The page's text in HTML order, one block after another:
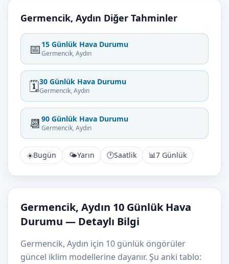
Germencik, Aydın Diğer Tahminler
📅 15 Günlük Hava Durumu
Germencik, Aydın
🗓️30 Günlük Hava Durumu
Germencik, Aydın
📆 90 Günlük Hava Durumu
Germencik, Aydın
☀️Bugün 🌤️Yarın 🕐Saatlik 📊7 Günlük
Germencik, Aydın 10 Günlük Hava
Durumu — Detaylı Bilgi
Germencik, Aydın için 10 günlük öngörüler
güncel iklim modellerine dayanır. Şu anki tablo: